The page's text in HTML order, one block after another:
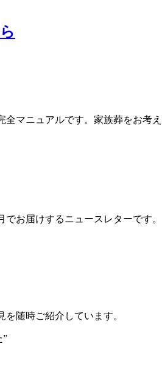
マニュアルです。家族葬をお考
お届けするニュースレターです。
随時ご紹介しています。
”